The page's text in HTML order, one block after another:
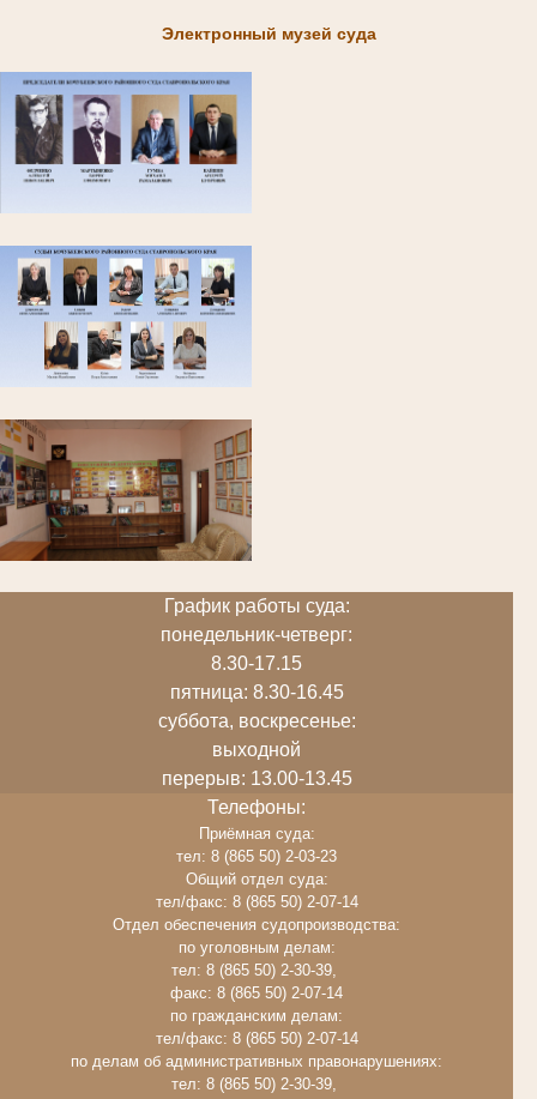
Электронный музей суда
График работы суда:
понедельник-четверг:
8.30-17.15
пятница: 8.30-16.45
суббота, воскресенье:
выходной
перерыв: 13.00-13.45
Телефоны:
Приёмная суда:
тел: 8 (865 50) 2-03-23
Общий отдел суда:
тел/факс: 8 (865 50) 2-07-14
Отдел обеспечения судопроизводства:
по уголовным делам:
тел: 8 (865 50) 2-30-39,
факс: 8 (865 50) 2-07-14
по гражданским делам:
тел/факс: 8 (865 50) 2-07-14
по делам об административных правонарушениях:
тел: 8 (865 50) 2-30-39,